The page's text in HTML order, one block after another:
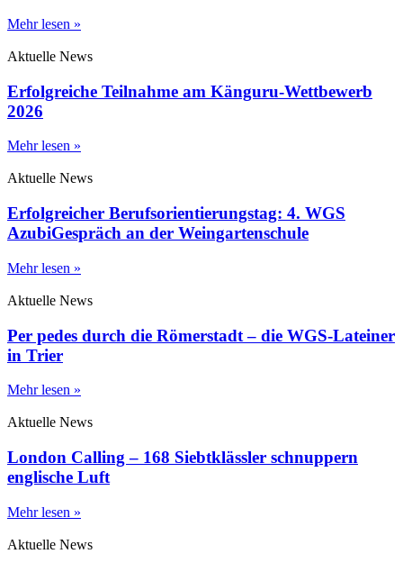
Mehr lesen »
Aktuelle News
Erfolgreiche Teilnahme am Känguru-Wettbewerb
2026
Mehr lesen »
Aktuelle News
Erfolgreicher Berufsorientierungstag: 4. WGS
AzubiGespräch an der Weingartenschule
Mehr lesen »
Aktuelle News
Per pedes durch die Römerstadt – die WGS-Lateiner
in Trier
Mehr lesen »
Aktuelle News
London Calling – 168 Siebtklässler schnuppern
englische Luft
Mehr lesen »
Aktuelle News